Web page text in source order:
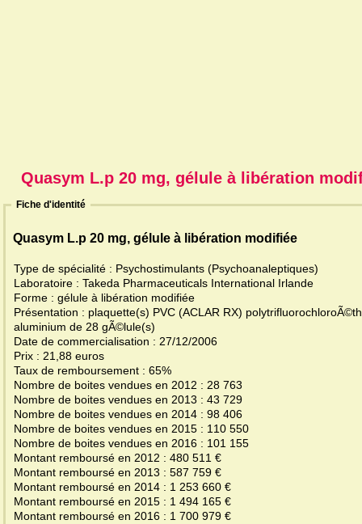
Quasym L.p 20 mg, gélule à libération
Fiche d'identité
Quasym L.p 20 mg, gélule à libération modifiée
Type de spécialité : Psychostimulants (Psychoanaleptiques)
Laboratoire : Takeda Pharmaceuticals International Irlande
Forme : gélule à libération modifiée
Présentation : plaquette(s) PVC (ACLAR RX)
aluminium de 28 gÃ©lule(s)
Date de commercialisation : 27/12/2006
Prix : 21,88 euros
Taux de remboursement : 65%
Nombre de boites vendues en 2012 : 28 763
Nombre de boites vendues en 2013 : 43 729
Nombre de boites vendues en 2014 : 98 406
Nombre de boites vendues en 2015 : 110 550
Nombre de boites vendues en 2016 : 101 155
Montant remboursé en 2012 : 480 511 €
Montant remboursé en 2013 : 587 759 €
Montant remboursé en 2014 : 1 253 660 €
Montant remboursé en 2015 : 1 494 165 €
Montant remboursé en 2016 : 1 700 979 €